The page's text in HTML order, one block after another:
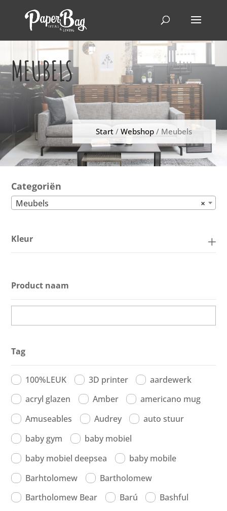
MEUBELS
Start /Webshop / Meubels
Categoriën
×
Meubels
Kleur
Product naam
Tag
100%LEUK 3D printer
aardewerk
acryl glazen
Amber
americano mug
Amuseables
Audrey
auto stuur
baby gym
baby mobiel
baby mobiel deepsea
baby mobile
Barhtolomew
Bartholomew
Bartholomew Bear
Barú
Bashful